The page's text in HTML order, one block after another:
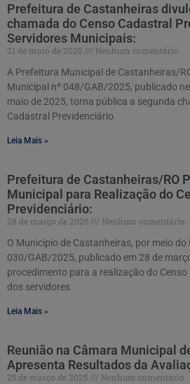
Prefeitura de Castanheiras
chamada do Censo Cadastral
Servidores Municipais:
21 de maio de 2025
Nenhum comentário
A Prefeitura Municipal de Castanheiras/
Municipal nº 048/GAB/2025, publicado
maio de 2025, torna pública a segunda
Cadastral Previdenciário
Leia Mais »
Prefeitura de Castanheiras/RO
Municipal para Realização do
Previdenciário:
28 de março de 2025
Nenhum comentário
O Município de Castanheiras, por meio do
030/GAB/2025, publicado em 28 de
procedimento para a realização do
dos servidores
Leia Mais »
Reunião na Câmara Municipal
Apresenta Resultados da
25 de março de 2025
Nenhum comentário